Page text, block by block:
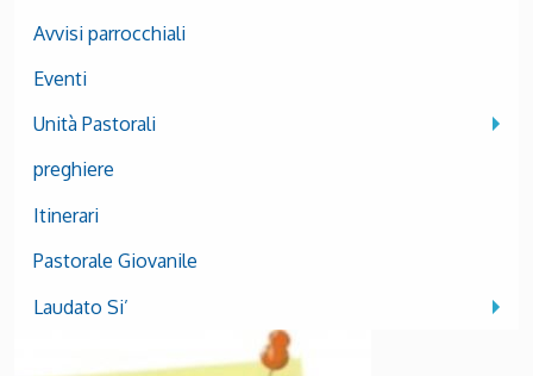
Avvisi parrocchiali
Eventi
Unità Pastorali
preghiere
Itinerari
Pastorale Giovanile
Laudato Si’